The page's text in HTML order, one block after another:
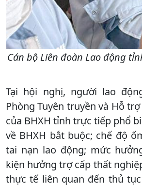
Cán bộ Liên đoàn Lao động
Tại hội nghị, người lao
Phòng Tuyên truyền và Hỗ
của BHXH tỉnh trực tiếp phổ
về BHXH bắt buộc; chế độ
tai nạn lao động; mức
kiện hưởng trợ cấp thất
thực tế liên quan đến thủ